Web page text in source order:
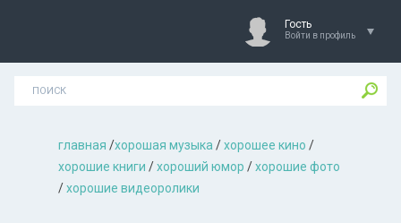
Гость
Войти в профиль
главная /хорошая музыкa /хорошее кино /
хорошие книги /хороший юмор /хорошие фото
/хорошие видеоролики